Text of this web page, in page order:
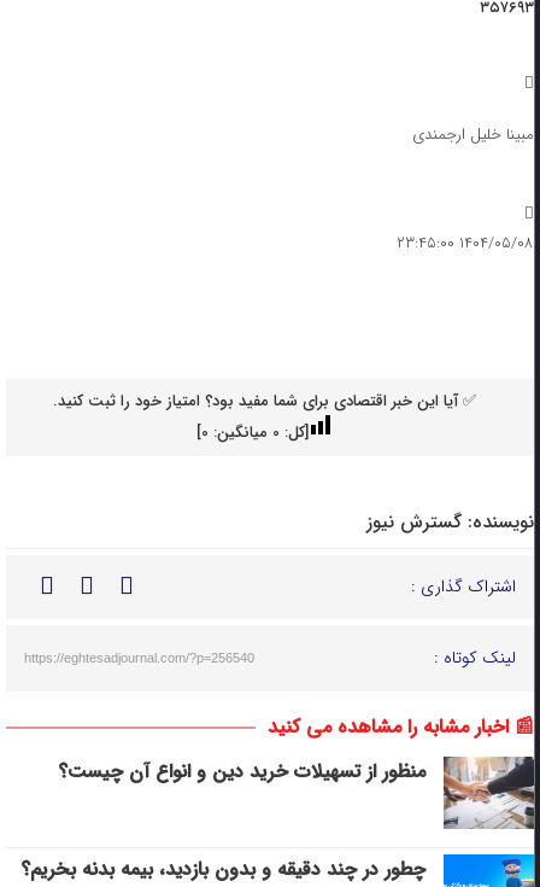
۳۵۷۶۹۳
مبینا خلیل ارجمندی
۱۴۰۴/۰۵/۰۸ ۲۳:۴۵:۰۰
✅ آیا این خبر اقتصادی برای شما مفید بود؟ امتیاز خود را ثبت کنید.
[کل: 0میانگین: 0
]
نویسنده: گسترش نیوز
اشتراک گذاری :
لینک کوتاه : https://eghtesadjournal.com/?p=256540
📰 اخبار مشابه را مشاهده می کنید
منظور از تسهیلات خرید دین و انواع آن چیست؟
چطور در چند دقیقه و بدون بازدید، بیمه بدنه بخریم؟